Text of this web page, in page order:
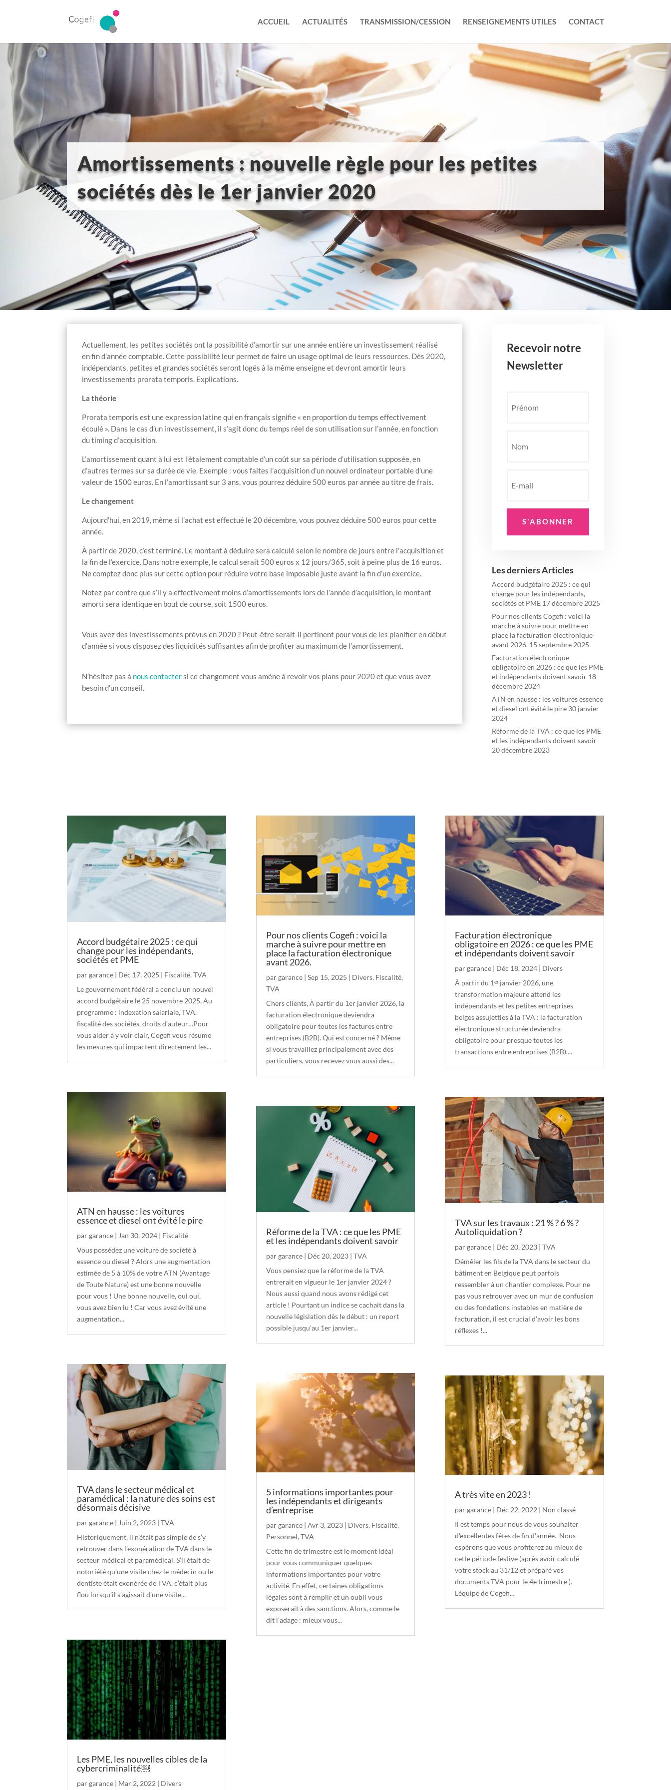
ACCUEIL ACTUALITÉS TRANSMISSION/CESSION RENSEIGNEMENTS UTILES CONTACT
Amortissements : nouvelle règle pour les petites
sociétés dès le 1er janvier 2020
Actuellement, les petites sociétés ont la possibilité d’amortir sur une année entière un investissement réalisé
en fin d’année comptable. Cette possibilité leur permet de faire un usage optimal de leurs ressources. Dès 2020,
indépendants, petites et grandes sociétés seront logés à la même enseigne et devront amortir leurs
investissements prorata temporis. Explications.
La théorie
Prorata temporis est une expression latine qui en français signifie « en proportion du temps effectivement
écoulé ». Dans le cas d’un investissement, il s’agit donc du temps réel de son utilisation sur l’année, en fonction
du timing d’acquisition.
L’amortissement quant à lui est l’étalement comptable d’un coût sur sa période d’utilisation supposée, en
d’autres termes sur sa durée de vie. Exemple : vous faites l’acquisition d’un nouvel ordinateur portable d’une
valeur de 1500 euros. En l’amortissant sur 3 ans, vous pourrez déduire 500 euros par année au titre de frais.
Le changement
Aujourd’hui, en 2019, même si l’achat est effectué le 20 décembre, vous pouvez déduire 500 euros pour cette
année.
À partir de 2020, c’est terminé. Le montant à déduire sera calculé selon le nombre de jours entre l’acquisition et
la fin de l’exercice. Dans notre exemple, le calcul serait 500 euros x 12 jours/365, soit à peine plus de 16 euros.
Ne comptez donc plus sur cette option pour réduire votre base imposable juste avant la fin d’un exercice.
Notez par contre que s’il y a effectivement moins d’amortissements lors de l’année d’acquisition, le montant
amorti sera identique en bout de course, soit 1500 euros.
Vous avez des investissements prévus en 2020 ? Peut-être serait-il pertinent pour vous de les planifier en début
d’année si vous disposez des liquidités suffisantes afin de profiter au maximum de l’amortissement.
N’hésitez pas à nous contactersi ce changement vous amène à revoir vos plans pour 2020 et que vous avez
besoin d’un conseil.
Recevoir notre
Newsletter
S'ABONNER
Les derniers Articles
Accord budgétaire 2025 : ce qui
change pour les indépendants,
sociétés et PME 17 décembre 2025
Pour nos clients Cogefi : voici la
marche à suivre pour mettre en
place la facturation électronique
avant 2026. 15 septembre 2025
Facturation électronique
obligatoire en 2026 : ce que les PME
et indépendants doivent savoir 18
décembre 2024
ATN en hausse : les voitures essence
et diesel ont évité le pire 30 janvier
2024
Réforme de la TVA : ce que les PME
et les indépendants doivent savoir
20 décembre 2023
Accord budgétaire 2025 : ce qui
change pour les indépendants,
sociétés et PME
pargarance | Déc 17, 2025 | Fiscalité,TVA
Le gouvernement fédéral a conclu un nouvel
accord budgétaire le 25 novembre 2025. Au
programme : indexation salariale, TVA,
fiscalité des sociétés, droits d’auteur…Pour
vous aider à y voir clair, Cogefi vous résume
les mesures qui impactent directement les...
ATN en hausse : les voitures
essence et diesel ont évité le pire
pargarance | Jan 30, 2024 | Fiscalité
Vous possédez une voiture de société à
essence ou diesel ? Alors une augmentation
estimée de 5 à 10% de votre ATN (Avantage
de Toute Nature) est une bonne nouvelle
pour vous ! Une bonne nouvelle, oui oui,
vous avez bien lu ! Car vous avez évité une
augmentation...
TVA dans le secteur médical et
paramédical : la nature des soins est
désormais décisive
pargarance | Juin 2, 2023 |TVA
Historiquement, il n’était pas simple de s’y
retrouver dans l’exonération de TVA dans le
secteur médical et paramédical. S’il était de
notoriété qu’une visite chez le médecin ou le
dentiste était exonérée de TVA, c’était plus
flou lorsqu’il s’agissait d’une visite...
Les PME, les nouvelles cibles de la
cybercriminalité￼
pargarance | Mar 2, 2022 | Divers
Pour nos clients Cogefi : voici la
marche à suivre pour mettre en
place la facturation électronique
avant 2026.
pargarance| Sep 15, 2025 | Divers, Fiscalité,
TVA
Chers clients, À partir du 1er janvier 2026, la
facturation électronique deviendra
obligatoire pour toutes les factures entre
entreprises (B2B). Qui est concerné ? Même
si vous travaillez principalement avec des
particuliers, vous recevez vous aussi des...
Réforme de la TVA : ce que les PME
et les indépendants doivent savoir
pargarance| Déc 20, 2023| TVA
Vous pensiez que la réforme de la TVA
entrerait en vigueur le 1er janvier 2024 ?
Nous aussi quand nous avons rédigé cet
article ! Pourtant un indice se cachait dans la
nouvelle législation dès le début : un report
possible jusqu’au 1er janvier...
5 informations importantes pour
les indépendants et dirigeants
d’entreprise
pargarance| Avr 3, 2023| Divers, Fiscalité,
Personnel, TVA
Cette fin de trimestre est le moment idéal
pour vous communiquer quelques
informations importantes pour votre
activité. En effet, certaines obligations
légales sont à remplir et un oubli vous
exposerait à des sanctions. Alors, comme le
dit l’adage : mieux vous...
Facturation électronique
obligatoire en 2026 : ce que les PME
et indépendants doivent savoir
pargarance| Déc 18, 2024| Divers
À partir du 1ᵉʳ janvier 2026, une
transformation majeure attend les
indépendants et les petites entreprises
belges assujetties à la TVA : la facturation
électronique structurée deviendra
obligatoire pour presque toutes les
transactions entre entreprises (B2B)....
TVA sur les travaux : 21 % ? 6 % ?
Autoliquidation ?
pargarance| Déc 20, 2023| TVA
Démêler les fils de la TVA dans le secteur du
bâtiment en Belgique peut parfois
ressembler à un chantier complexe. Pour ne
pas vous retrouver avec un mur de confusion
ou des fondations instables en matière de
facturation, il est crucial d’avoir les bons
réflexes !...
A très vite en 2023 !
pargarance| Déc 22, 2022 | Non classé
Il est temps pour nous de vous souhaiter
d'excellentes fêtes de fin d'année. Nous
espérons que vous profiterez au mieux de
cette période festive (après avoir calculé
votre stock au 31/12 et préparé vos
documents TVA pour le 4e trimestre ).
L'équipe de Cogefi...